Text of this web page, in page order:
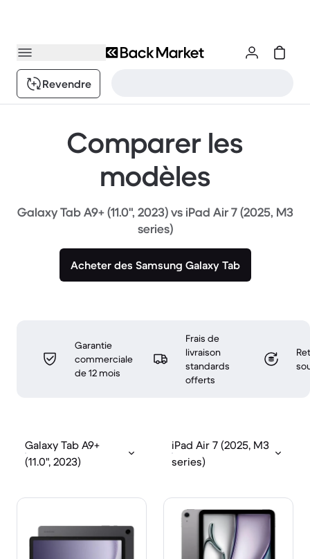
Revendre
Comparer les
modèles
Galaxy Tab A9+ (11.0", 2023) vs iPad Air 7 (2025, M3
series)
Acheter des Samsung Galaxy Tab
Garantie
commerciale
de 12 mois
Frais de
livraison
standards
offerts
Galaxy Tab A9+
(11.0", 2023)
iPad Air 7 (2025, M3
series)